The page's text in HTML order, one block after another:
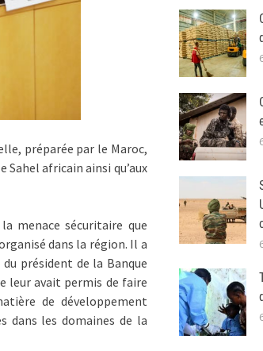
préparée par le Maroc,
africain ainsi qu’aux
menace sécuritaire que
dans la région. Il a
président de la Banque
leur avait permis de faire
de développement
dans les domaines de la